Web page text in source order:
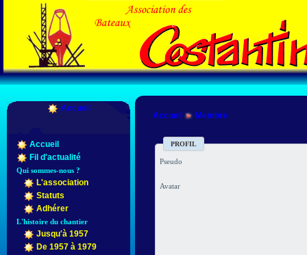
Accueil
Accueil
Fil d'actualité
Qui sommes-nous ?
L'association
Statuts
Adhérer
L'histoire du chantier
Jusqu'à 1957
De 1957 à 1979
Accueil Membre
PROFIL
Pseudo
Avatar